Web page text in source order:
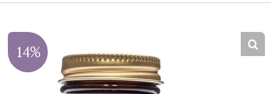
14%